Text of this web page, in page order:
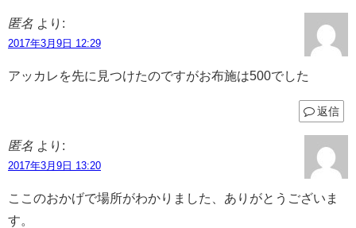
匿名 より:
2017年3月9日 12:29
アッカレを先に見つけたのですがお布施は500でした
返信
匿名 より:
2017年3月9日 13:20
ここのおかげで場所がわかりました、ありがとうございま
す。